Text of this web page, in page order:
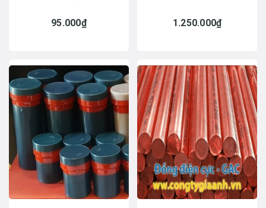
95.000₫ 1.250.000₫